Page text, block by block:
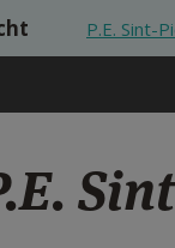
gaan
P.E. Sint-